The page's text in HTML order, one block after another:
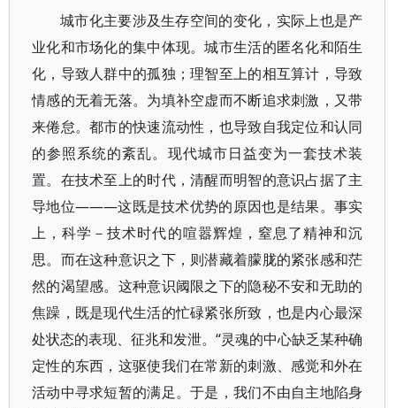
城市化主要涉及生存空间的变化，实际上也是产
业化和市场化的集中体现。城市生活的匿名化和陌生
化，导致人群中的孤独；理智至上的相互算计，导致
情感的无着无落。为填补空虚而不断追求刺激，又带
来倦怠。都市的快速流动性，也导致自我定位和认同
的参照系统的紊乱。现代城市日益变为一套技术装
置。在技术至上的时代，清醒而明智的意识占据了主
导地位———这既是技术优势的原因也是结果。事实
上，科学－技术时代的喧嚣辉煌，窒息了精神和沉
思。而在这种意识之下，则潜藏着朦胧的紧张感和茫
然的渴望感。这种意识阈限之下的隐秘不安和无助的
焦躁，既是现代生活的忙碌紧张所致，也是内心最深
处状态的表现、征兆和发泄。“灵魂的中心缺乏某种确
定性的东西，这驱使我们在常新的刺激、感觉和外在
活动中寻求短暂的满足。于是，我们不由自主地陷身